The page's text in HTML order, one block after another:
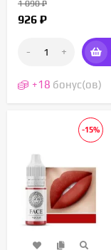
1 090₽
926 ₽
- +
+18 бонус(ов)
-15%